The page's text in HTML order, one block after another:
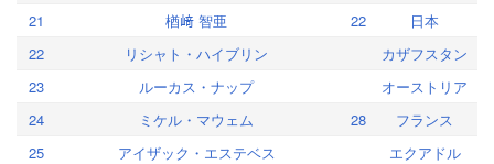
21
楢﨑 智亜 22
日本
22
リシャト・ハイブリン
カザフスタン
23
ルーカス・ナップ
オーストリア
24
ミケル・マウェム 28
フランス
25
アイザック・エステベス
エクアドル